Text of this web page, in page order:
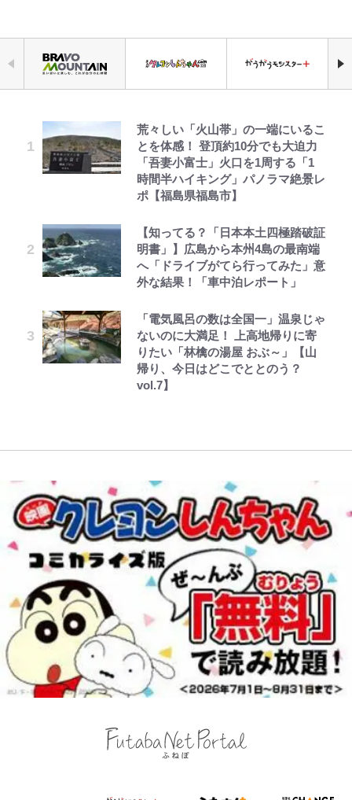
荒々しい「火山帯」の一端にいるこ
とを体感！ 登頂約10分でも大迫力
「吾妻小富士」火口を1周する「1
時間半ハイキング」パノラマ絶景レ
ポ【福島県福島市】
【知ってる？「日本本土四極踏破証
明書」】広島から本州4島の最南端
へ「ドライブがてら行ってみた」意
外な結果！「車中泊レポート」
「電気風呂の数は全国一」温泉じゃ
ないのに大満足！ 上高地帰りに寄
りたい「林檎の湯屋 おぶ～」【山
帰り、今日はどこでととのう？
vol.7】
えびめしの流儀
オラの引越し物語 サボテン大襲撃
でっかい男になりたいゾ
公式-ヒロインが来る前に妊娠しま
した~詰んだはずの悪役令嬢です
が、どうやら違うようです~ 第1話
公式-聖女じゃないと追放されたの
を握る 第53話(1)
公式-おっさん底辺治癒士と愛娘の
辺境ライフ ~中年男が回復スキルに
話(1)
「自分の絵ごと、このジャンルはそ
ろそろ終わりかな」江口寿史が炎上
を経て樋口毅宏に語ったこと
1万円超えも「納得のクオリティ」
10万針以上の密度で再現された“め
ぐみん刺繍ワークシャツ”にファン
も感動
弾」がスタート！まさかの人気アイ
テムに称賛続々「豪華すぎる！」
千葉雄大、ほっそりイケメン近影に
「顔パンパンだったのに」反響 視
聴者が想った激変の納得理由
村上佳菜子、“遠距離結婚”の夫と
「愛が足りない」不満を漏らしてい
た過去も
宮崎麗果、“10キロ減”告白後の背
ぎてませんか」心配の声も 夫・黒
木啓司にはDV巡る逮捕報道
｢なんじゃこりゃあああ！｣本田圭
佑の古巣ミラン、漆黒×蛍光レッド
の超絶クールな新サードユニに世界
が熱狂｢サードなのにズルい｣｢こり
ゃかっけえわ｣
｢最後の1枚…ワルぃゎ〜｣鈴木優磨
が激勝翌日に写真12枚投稿→渾身
の“煽りショット”に興奮！｢最後の
1枚までの壮大なフリ｣｢知念くんの
｢知念さんを煽ってたのと同じ
人？｣鹿島・鈴木優磨、大逆転勝利
後の“超・優等生インタビュー”が
話題！｢試合中とのギャップw｣｢礼
空の轍と大地の雲と 第1回
第3回 出版までの道のり・その2
レビュー『仮面家族』悠木シュン・
著
錦織一清の写真集はなぜ私服なの
か…高級ブランドをやめ等身大の自
分を表現する現在「ちゃんとおじい
ちゃんに」
が明かす夫・片岡愛之助との関係
性…互いに一番のお客さんで刺激を
もらう存在
「ファミリーができたこと」時には
30人で…江口流“普通の”子育てメ
ソッドとは